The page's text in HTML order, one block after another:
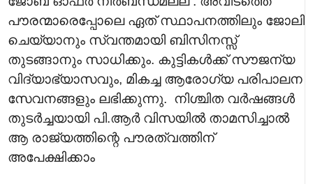
പൗരന്മാരെപ്പോലെ ഏത് സ്ഥാപനത്തിലും ജോലി
ചെയ്യാനും സ്വന്തമായി ബിസിനസ്സ്
തുടങ്ങാനും സാധിക്കും. കുട്ടികൾക്ക് സൗജന്യ
വിദ്യാഭ്യാസവും, മികച്ച ആരോഗ്യ പരിപാലന
സേവനങ്ങളും ലഭിക്കുന്നു. നിശ്ചിത വർഷങ്ങൾ
തുടർച്ചയായി പി.ആർ വിസയിൽ താമസിച്ചാൽ
ആ രാജ്യത്തിന്റെ പൗരത്വത്തിന്
അപേക്ഷിക്കാം